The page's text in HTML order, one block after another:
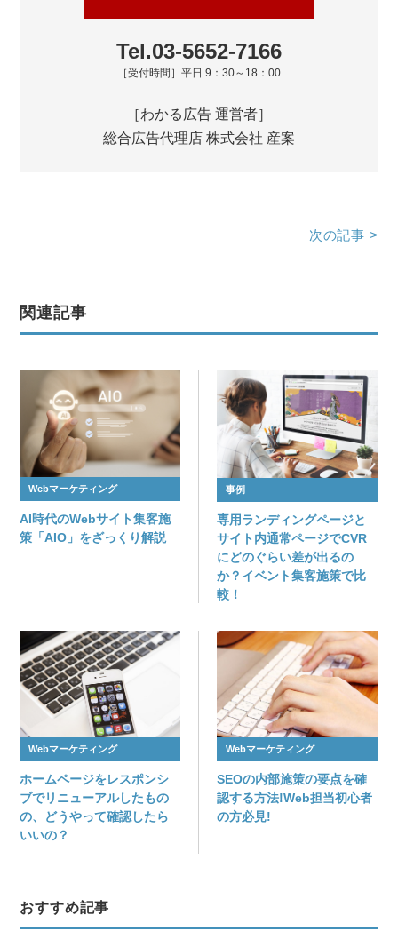
Tel.03-5652-7166
［受付時間］平日 9：30～18：00
［わかる広告 運営者］
総合広告代理店 株式会社 産案
次の記事 >
関連記事
Webマーケティング
AI時代のWebサイト集客施
策「AIO」をざっくり解説
事例
専用ランディングページと
サイト内通常ページでCVR
にどのぐらい差が出るの
か？イベント集客施策で比
較！
Webマーケティング
ホームページをレスポンシ
ブでリニューアルしたもの
の、どうやって確認したら
いいの？
Webマーケティング
SEOの内部施策の要点を確
認する方法!Web担当初心者
の方必見!
おすすめ記事